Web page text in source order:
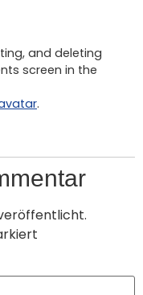
and deleting
screen in the
.